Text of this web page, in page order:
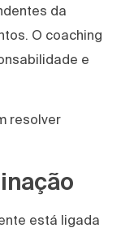
da
O coaching
e
resolver
está ligada